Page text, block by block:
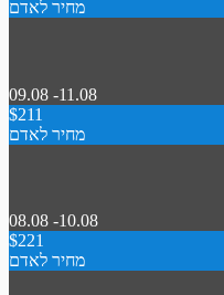
מחיר לאדם
09.08 -11.08
$211
מחיר לאדם
08.08 -10.08
$221
מחיר לאדם